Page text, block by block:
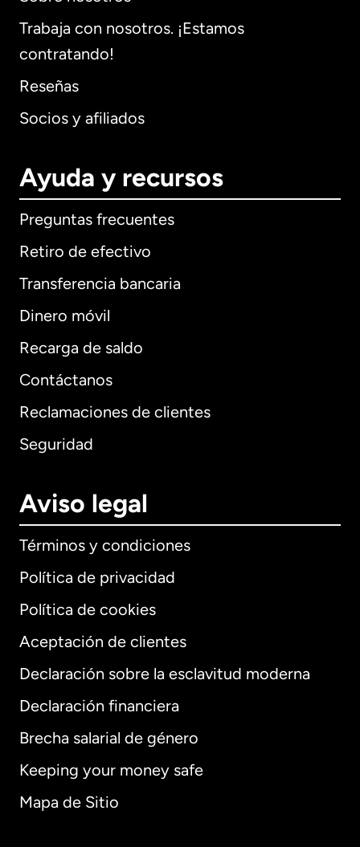
Trabaja con nosotros. ¡Estamos
contratando!
Reseñas
Socios y afiliados
Ayuda y recursos
Preguntas frecuentes
Retiro de efectivo
Transferencia bancaria
Dinero móvil
Recarga de saldo
Contáctanos
Reclamaciones de clientes
Seguridad
Aviso legal
Términos y condiciones
Política de privacidad
Política de cookies
Aceptación de clientes
Declaración sobre la esclavitud moderna
Declaración financiera
Brecha salarial de género
Keeping your money safe
Mapa de Sitio
Internacional English
Alemania